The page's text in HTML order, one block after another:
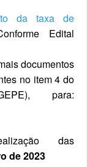
da taxa de
Edital
documentos
no item 4 do
para:
das
de 2023